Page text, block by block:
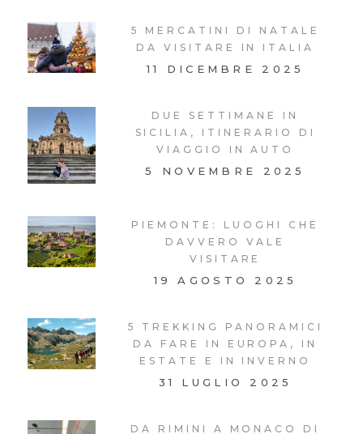
5 MERCATINI DI NATALE
DA VISITARE IN ITALIA
11 DICEMBRE 2025
DUE SETTIMANE IN
SICILIA, ITINERARIO DI
VIAGGIO IN AUTO
5 NOVEMBRE 2025
PIEMONTE: LUOGHI CHE
DAVVERO VALE
VISITARE
19 AGOSTO 2025
5 TREKKING PANORAMICI
DA FARE IN EUROPA, IN
ESTATE E IN INVERNO
31 LUGLIO 2025
DA RIMINI A MONACO DI